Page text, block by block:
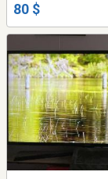
80 $